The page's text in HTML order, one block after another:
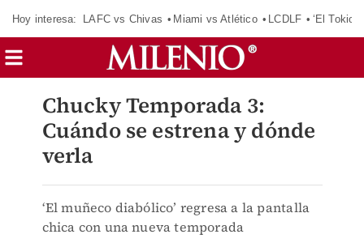
Hoy interesa: LAFC vs Chivas Miami vs Atlético LCDLF ‘El Tokio’
Chucky Temporada 3:
Cuándo se estrena y dónde
verla
‘El muñeco diabólico’ regresa a la pantalla
chica con una nueva temporada